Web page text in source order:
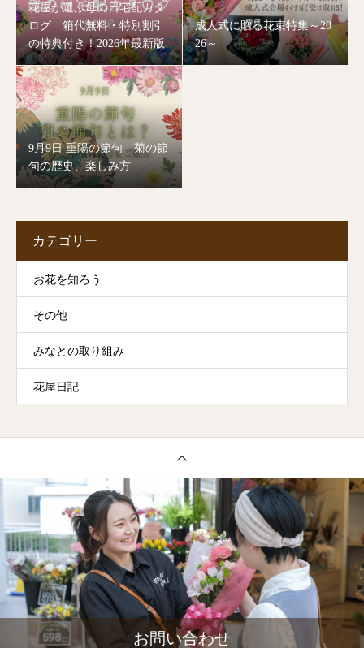
花屋が選ぶ母の日宅配カタ
ログ 箱代無料・特別割引
の特典付き！2026年最新版
成人式に贈る花束特集～20
26～
9月9日 重陽の節句 菊の節
句の歴史、楽しみ方
カテゴリー
お花を知ろう
その他
みなとの取り組み
花屋日記
お問い合わせ